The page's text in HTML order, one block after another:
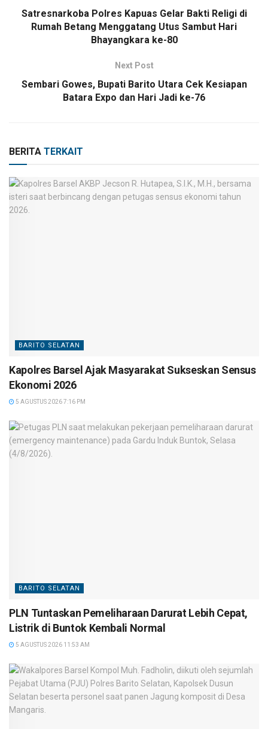
Satresnarkoba Polres Kapuas Gelar Bakti Religi di
Rumah Betang Menggatang Utus Sambut Hari
Bhayangkara ke-80
Next Post
Sembari Gowes, Bupati Barito Utara Cek Kesiapan
Batara Expo dan Hari Jadi ke-76
BERITA TERKAIT
BARITO SELATAN
Kapolres Barsel Ajak Masyarakat Sukseskan Sensus
Ekonomi 2026
5 AGUSTUS 2026 7:16 PM
BARITO SELATAN
PLN Tuntaskan Pemeliharaan Darurat Lebih Cepat,
Listrik di Buntok Kembali Normal
5 AGUSTUS 2026 11:53 AM